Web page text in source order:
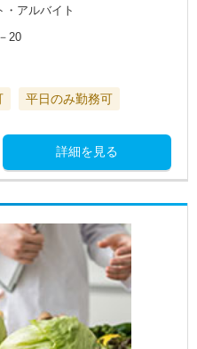
アルバイト
20
平日のみ勤務可
詳細を見る